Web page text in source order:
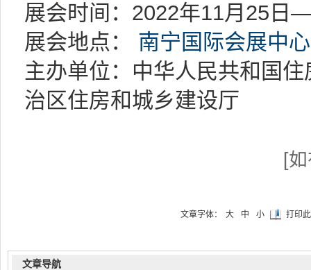
展会时间：2022年11月25日
展会地点： 南宁国际会展中心
主办单位：中华人民共和国
治区住房和城乡建设厅
[
文章字体： 大 中 小 打印
文章导航